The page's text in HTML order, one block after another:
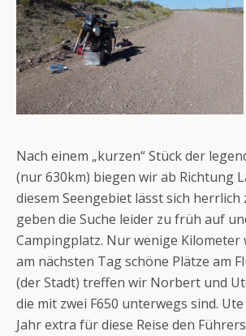
Nach einem „kurzen“ Stück der
(nur 630km) biegen wir ab Richtung
diesem Seengebiet lässt sich herrlich
geben die Suche leider zu früh auf
Campingplatz. Nur wenige Kilometer
am nächsten Tag schöne Plätze am
(der Stadt) treffen wir Norbert und
die mit zwei F650 unterwegs sind.
Jahr extra für diese Reise den